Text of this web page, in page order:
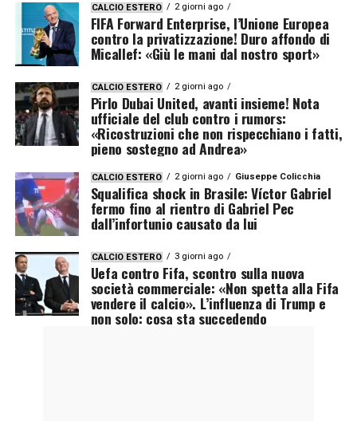
CALCIO ESTERO 2 giorni ago
FIFA Forward Enterprise, l’Unione Europea
contro la privatizzazione! Duro affondo di
Micallef: «Giù le mani dal nostro sport»
CALCIO ESTERO 2 giorni ago
Pirlo Dubai United, avanti insieme! Nota
ufficiale del club contro i rumors:
«Ricostruzioni che non rispecchiano i fatti,
pieno sostegno ad Andrea»
CALCIO ESTERO 2 giorni ago Giuseppe Colicchia
Squalifica shock in Brasile: Víctor Gabriel
fermo fino al rientro di Gabriel Pec
dall’infortunio causato da lui
CALCIO ESTERO 3 giorni ago
Uefa contro Fifa, scontro sulla nuova
società commerciale: «Non spetta alla Fifa
vendere il calcio». L’influenza di Trump e
non solo: cosa sta succedendo